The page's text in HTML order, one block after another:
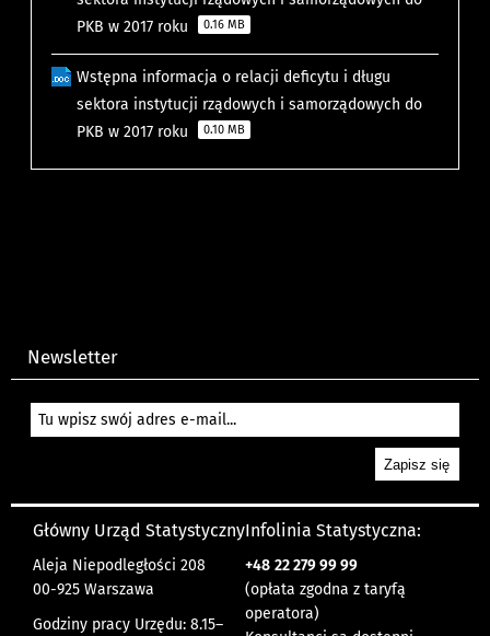
PKB w 2017 roku
0.16 MB
Wstępna informacja o relacji deficytu i długu
sektora instytucji rządowych i samorządowych do
PKB w 2017 roku
0.10 MB
Newsletter
Główny Urząd Statystyczny
Aleja Niepodległości 208
00-925 Warszawa
Godziny pracy Urzędu: 8.15–
Infolinia Statystyczna:
+48 22 279 99 99
(opłata zgodna z taryfą
operatora)